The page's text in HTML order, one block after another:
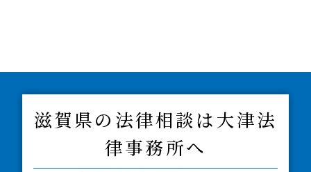
滋賀県の法律相談は大津法
律事務所へ